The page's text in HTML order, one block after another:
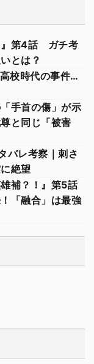
』第4話 ガチ考
とは？
校時代の事件…
手首の傷」が示
と同じ「被害
バレ考察｜刺さ
絶望
補？！』第5話
「融合」は最強